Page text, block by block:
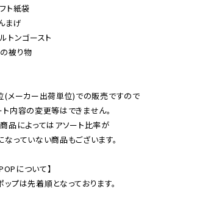
ト紙袋
まげ
トンゴースト
の被り物
(メーカー出荷単位)での販売ですので
ト内容の変更等はできません。
商品によってはアソート比率が
なっていない商品もございます。
について】
プは先着順となっております。